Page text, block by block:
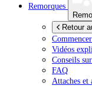
Remorques
Retour
Vidéos
Conseils
FAQ
Attaches et